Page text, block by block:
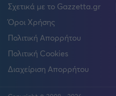
Σχετικά με το Gazzetta.gr
Όροι Χρήσης
Πολιτική Απορρήτου
Πολιτική Cookies
Διαχείριση Απορρήτου